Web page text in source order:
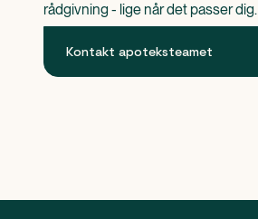
rådgivning - lige når det passer dig.
Kontakt apoteksteamet